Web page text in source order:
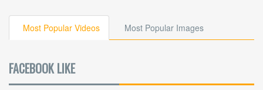
Most Popular Videos Most Popular Images
FACEBOOK LIKE